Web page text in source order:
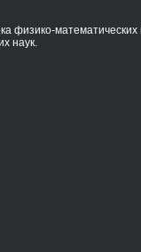
физико-математических
наук.